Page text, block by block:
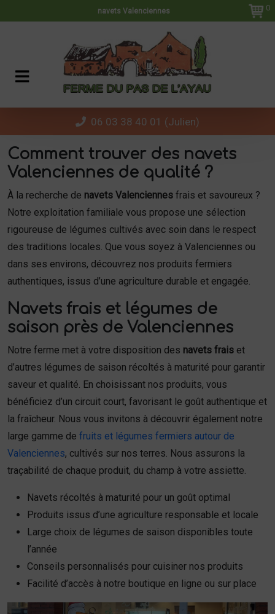
navets Valenciennes 0
06 03 38 40 01 (Julien)
Comment trouver des navets
Valenciennes de qualité ?
À la recherche de navets Valenciennes frais et savoureux ?
Notre exploitation familiale vous propose une sélection
rigoureuse de légumes cultivés avec soin dans le respect
des traditions locales. Que vous soyez à Valenciennes ou
dans ses environs, découvrez nos produits fermiers
authentiques, issus d’une agriculture durable et engagée.
Navets frais et légumes de
saison près de Valenciennes
Notre ferme met à votre disposition des navets frais et
d’autres légumes de saison récoltés à maturité pour garantir
saveur et qualité. En choisissant nos produits, vous
bénéficiez d’un circuit court, favorisant le goût authentique et
la fraîcheur. Nous vous invitons à découvrir également notre
large gamme de fruits et légumes fermiers autour de
Valenciennes, cultivés sur nos terres. Nous assurons la
traçabilité de chaque produit, du champ à votre assiette.
Navets récoltés à maturité pour un goût optimal
Produits issus d’une agriculture responsable et locale
Large choix de légumes de saison disponibles toute
l’année
Conseils personnalisés pour cuisiner nos produits
Facilité d’accès à notre boutique en ligne ou sur place
Panneau de gestion des cookies